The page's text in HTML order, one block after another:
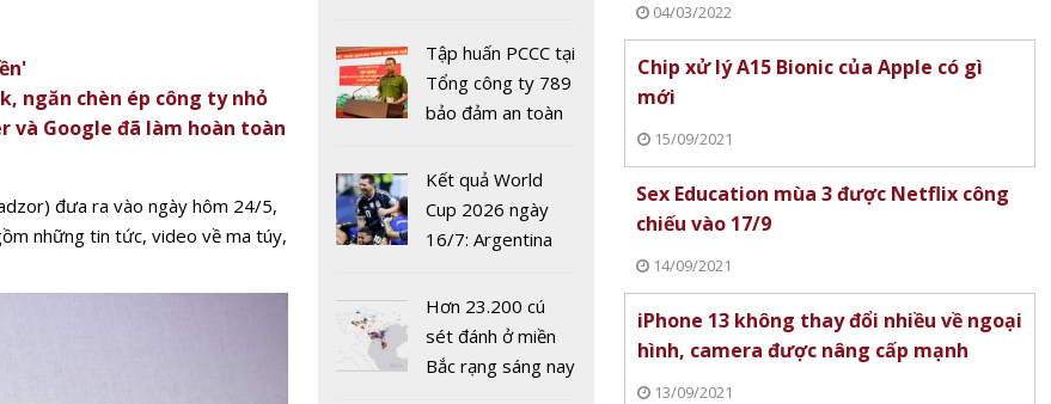
ngăn chèn ép công ty nhỏ
và Google đã làm hoàn toàn
đưa ra vào ngày hôm 24/5,
những tin tức, video về ma túy,
thứ 44
Tập huấn PCCC tại
Tổng công ty 789
bảo đảm an toàn
phòng
Kết quả World
Cup 2026 ngày
16/7: Argentina
Hơn 23.200 cú
sét đánh ở miền
Bắc rạng sáng nay
04/03/2022
Chip xử lý A15 Bionic của Apple có gì
mới
15/09/2021
Sex Education mùa 3 được Netflix công
chiếu vào 17/9
14/09/2021
iPhone 13 không thay đổi nhiều về ngoại
hình, camera được nâng cấp mạnh
13/09/2021